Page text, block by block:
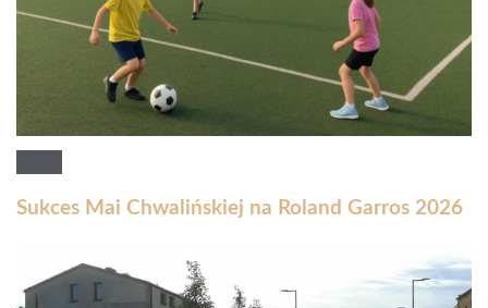
Sukces Mai Chwalińskiej na Roland Garros 2026